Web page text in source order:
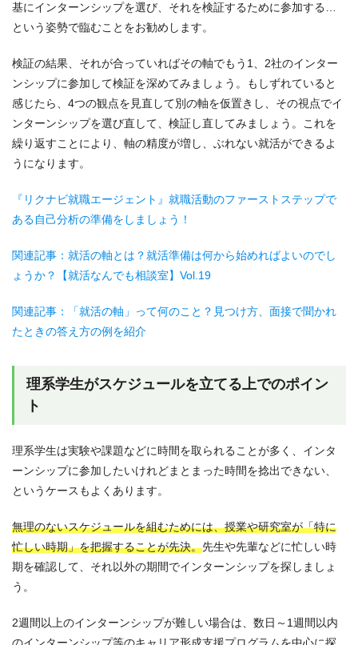
基にインターンシップを選び、それを検証するために参加する…
という姿勢で臨むことをお勧めします。
検証の結果、それが合っていればその軸でもう1、2社のインター
ンシップに参加して検証を深めてみましょう。もしずれていると
感じたら、4つの観点を見直して別の軸を仮置きし、その視点でイ
ンターンシップを選び直して、検証し直してみましょう。これを
繰り返すことにより、軸の精度が増し、ぶれない就活ができるよ
うになります。
『リクナビ就職エージェント』就職活動のファーストステップで
ある自己分析の準備をしましょう！
関連記事：就活の軸とは？就活準備は何から始めればよいのでし
ょうか？【就活なんでも相談室】Vol.19
関連記事：「就活の軸」って何のこと？見つけ方、面接で聞かれ
たときの答え方の例を紹介
理系学生がスケジュールを立てる上でのポイン
ト
理系学生は実験や課題などに時間を取られることが多く、インタ
ーンシップに参加したいけれどまとまった時間を捻出できない、
というケースもよくあります。
無理のないスケジュールを組むためには、授業や研究室が「特に
忙しい時期」を把握することが先決。先生や先輩などに忙しい時
期を確認して、それ以外の期間でインターンシップを探しましょ
う。
2週間以上のインターンシップが難しい場合は、数日～1週間以内